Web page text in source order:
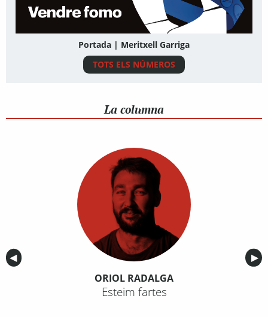
Portada | Meritxell Garriga
TOTS ELS NÚMEROS
La columna
Anterior
◀︎ ▶︎
ORIOL RADALGA
Esteim fartes